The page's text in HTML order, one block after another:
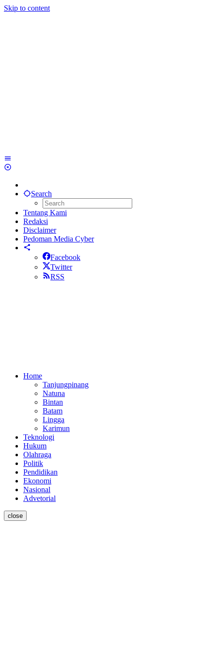
Skip to content
Search
Tentang Kami
Redaksi
Disclaimer
Pedoman Media Cyber
Facebook
Twitter
RSS
Home
Tanjungpinang
Natuna
Bintan
Batam
Lingga
Karimun
Teknologi
Hukum
Olahraga
Politik
Pendidikan
Ekonomi
Nasional
Advetorial
close